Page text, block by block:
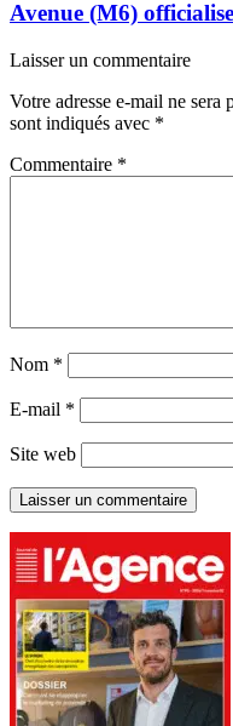
Avenue (M6)
Laisser un commentaire
Votre adresse e-mail ne sera
sont indiqués avec *
Commentaire *
Nom *
E-mail *
Site web